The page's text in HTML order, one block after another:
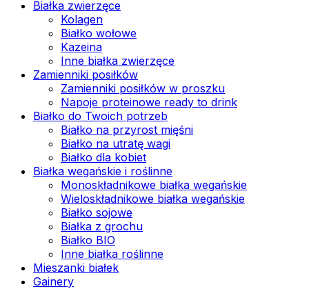
Białka zwierzęce
Kolagen
Białko wołowe
Kazeina
Inne białka zwierzęce
Zamienniki posiłków
Zamienniki posiłków w proszku
Napoje proteinowe ready to drink
Białko do Twoich potrzeb
Białko na przyrost mięśni
Białko na utratę wagi
Białko dla kobiet
Białka wegańskie i roślinne
Monoskładnikowe białka wegańskie
Wieloskładnikowe białka wegańskie
Białko sojowe
Białka z grochu
Białko BIO
Inne białka roślinne
Mieszanki białek
Gainery